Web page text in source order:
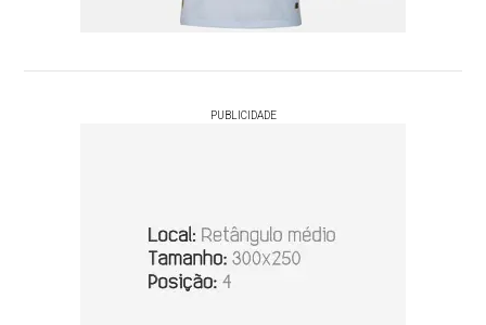
PUBLICIDADE